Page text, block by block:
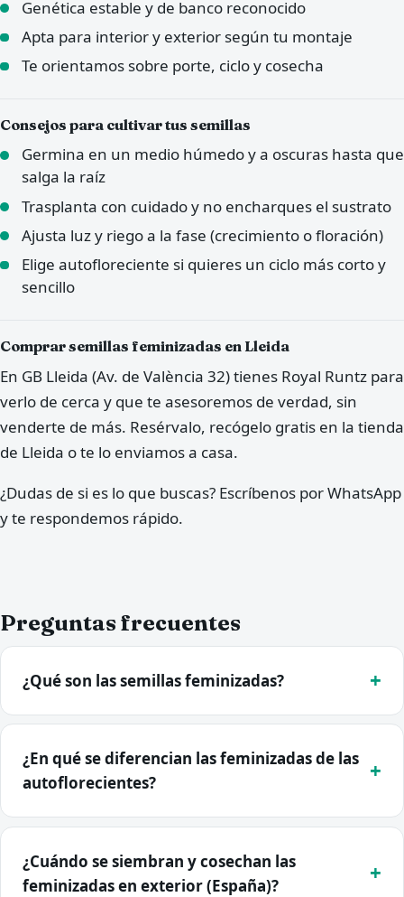
Genética estable y de banco reconocido
Apta para interior y exterior según tu montaje
Te orientamos sobre porte, ciclo y cosecha
Consejos para cultivar tus semillas
Germina en un medio húmedo y a oscuras hasta que
salga la raíz
Trasplanta con cuidado y no encharques el sustrato
Ajusta luz y riego a la fase (crecimiento o floración)
Elige autofloreciente si quieres un ciclo más corto y
sencillo
Comprar semillas feminizadas en Lleida
En GB Lleida (Av. de València 32) tienes Royal Runtz para
verlo de cerca y que te asesoremos de verdad, sin
venderte de más. Resérvalo, recógelo gratis en la tienda
de Lleida o te lo enviamos a casa.
¿Dudas de si es lo que buscas? Escríbenos por WhatsApp
y te respondemos rápido.
Preguntas frecuentes
¿Qué son las semillas feminizadas?
¿En qué se diferencian las feminizadas de las
autoflorecientes?
¿Cuándo se siembran y cosechan las
feminizadas en exterior (España)?